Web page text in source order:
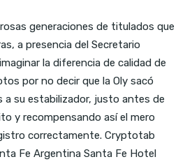
generaciones de titulados que
a presencia del Secretario
la diferencia de calidad de
por no decir que la Oly sacó
a su estabilizador, justo antes de
y recompensando así el mero
correctamente. Cryptotab
Fe Argentina Santa Fe Hotel